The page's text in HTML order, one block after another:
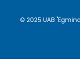
© 2025 UAB